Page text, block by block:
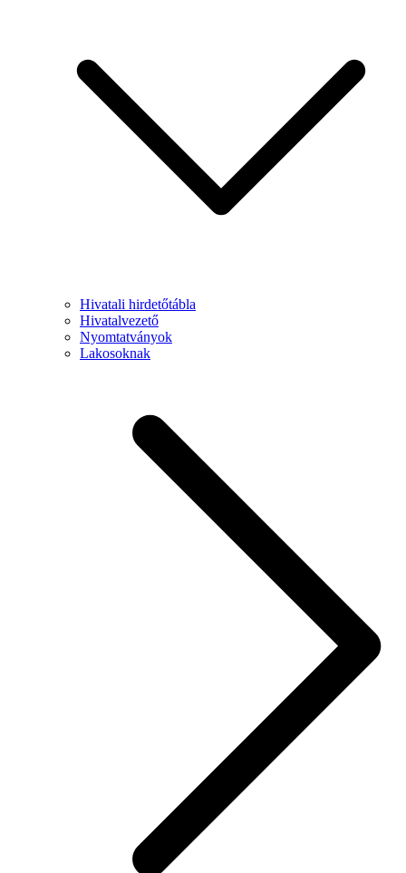
Hivatali hirdetőtábla
Hivatalvezető
Nyomtatványok
Lakosoknak